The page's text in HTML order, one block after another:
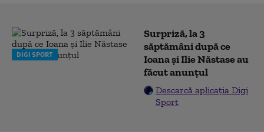
DIGI SPORT
Surpriză, la 3
săptămâni după ce
Ioana și Ilie Năstase au
făcut anunțul
Descarcă aplicația Digi
Sport